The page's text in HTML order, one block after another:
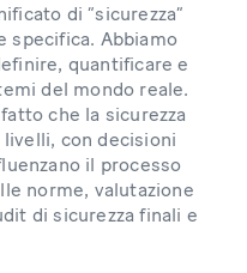
di “sicurezza”
specifica. Abbiamo
quantificare e
del mondo reale.
che la sicurezza
con decisioni
il processo
norme, valutazione
di sicurezza finali e